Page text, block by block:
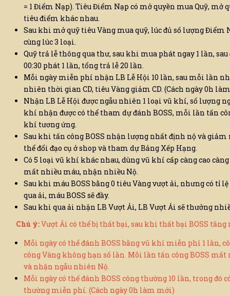
= 1 Điểm Nạp). Tiêu Điểm Nạp có mở quyền mua Quỹ, mở
tiêu điểm khác nhau.
Sau khi mở quỹ tiêu Vàng mua quỹ, lúc đủ số lượng Điểm
cùng lúc 3 loại.
Quỹ trả lễ thông qua thư, sau khi mua phát ngay 1 lần,
00:30 phát 1 lần, tổng trả lễ 20 lần.
Mỗi ngày miễn phí nhận LB Lễ Hội 10 lần, sau mỗi lần
nhiên thời gian CD, tiêu Vàng giảm CD. (Cách ngày 0h
Nhận LB Lễ Hội được ngẫu nhiên 1 loại vũ khí, số lượng
khí nhận được có thể tham dự đánh BOSS, mỗi lần tấn
khí tương ứng.
Sau khi tấn công BOSS nhận lượng nhất định nộ và giảm
thể đổi đạo cụ ở shop và tham dự Bảng Xếp Hạng.
Có 5 loại vũ khí khác nhau, dùng vũ khí cấp càng cao càng
mất nhiều máu, nhận nhiều Nộ.
Sau khi máu BOSS bằng 0 tiêu Vàng vượt ải, nhưng có tỉ
qua ải, máu BOSS sẽ đầy.
Sau khi qua ải nhận LB Vượt Ải, LB Vượt Ải sẽ thưởng
Chú ý:Vượt Ải có thể bị thất bại, sau khi thất bại BOSS
Mỗi ngày có thể đánh BOSS bằng vũ khí miễn phí 1 lần,
công Vàng không hạn số lần. Mõi lần tấn công BOSS
và nhận ngẫu nhiên Nộ.
Mỗi ngày có thể đánh BOSS công thường 10 lần, trong đó
thường miễn phí. (Cách ngày 0h làm mới)